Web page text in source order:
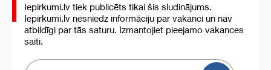
Iepirkumi.lv tiek publicēts tikai šis sludinājums.
Iepirkumi.lv nesniedz informāciju par vakanci un nav
atbildīgi par tās saturu. Izmantojiet pieejamo vakances
saiti.